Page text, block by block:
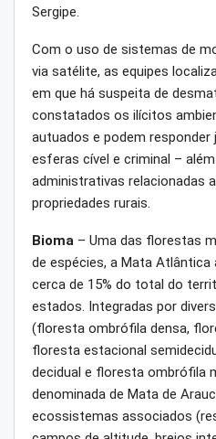
Sergipe.
Com o uso de sistemas de
via satélite, as equipes
em que há suspeita de
constatados os ilícitos
autuados e podem responder
esferas cível e criminal –
administrativas relacionadas
propriedades rurais.
Bioma – Uma das florestas
de espécies, a Mata Atlântica
cerca de 15% do total do
estados. Integradas por
(floresta ombrófila densa,
floresta estacional
decidual e floresta ombrófila
denominada de Mata de
ecossistemas associados